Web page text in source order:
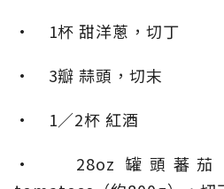
• 1杯 甜洋蔥，切丁
• 3瓣 蒜頭，切末
• 1／2杯 紅酒
• 28oz 罐頭蕃茄